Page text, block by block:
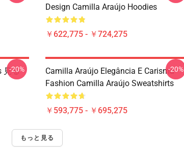
Design Camilla Araújo Hoodies
￥622,775 - ￥724,275
見る
-20%
Camilla Araújo Elegância E Carisma
Fashion Camilla Araújo Sweatshirts
￥593,775 - ￥695,275
-20%
もっと見る